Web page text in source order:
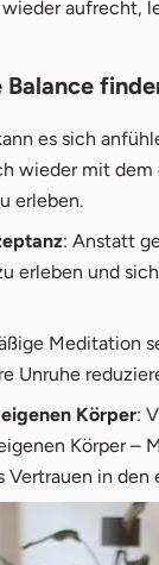
aufrecht,
es sich
wieder mit dem
erleben.
: Anstatt
erleben und
Meditation
Unruhe
Körper:
Körper –
Vertrauen in den